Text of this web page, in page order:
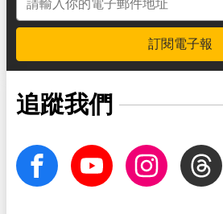
訂閱電子報
追蹤我們
facebook Youtube InstagramThreads